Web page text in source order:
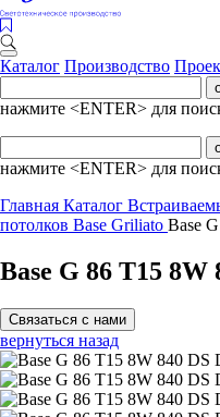
Каталог Производство
нажмите <ENTER> для
нажмите <ENTER> для
Главная Каталог
потолков Base Griliato Base
Base G 86 T15 8W
Связаться с нами
вернуться назад